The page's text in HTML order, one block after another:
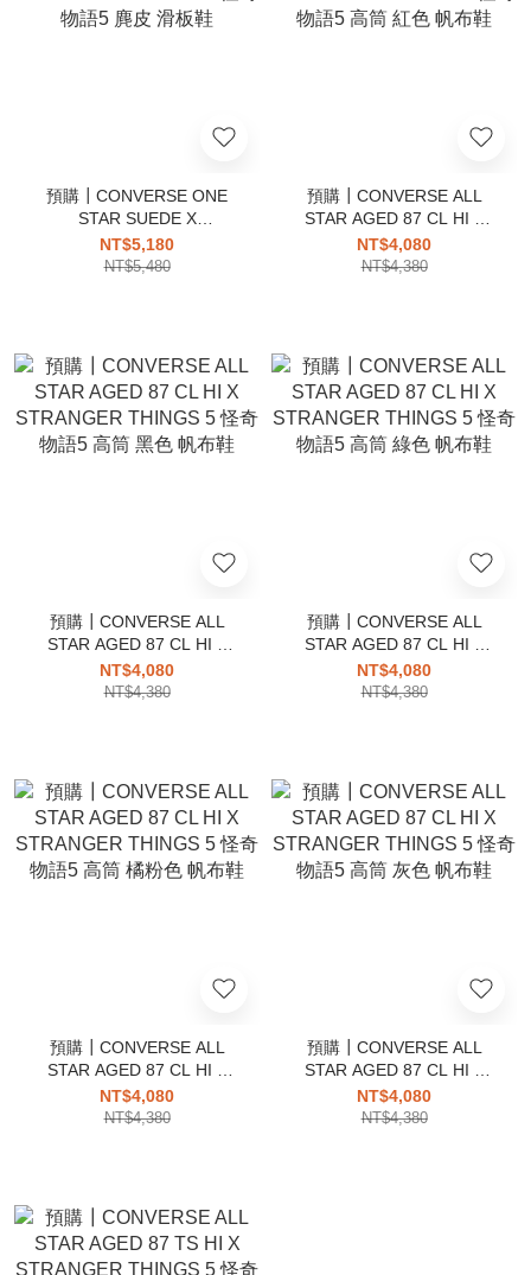
預購┃CONVERSE ONE
STAR SUEDE X
STRANGER THINGS 5 怪
奇物語5 麂皮 滑板鞋
NT$5,180
NT$5,480
預購┃CONVERSE ALL
STAR AGED 87 CL HI X
STRANGER THINGS 5 怪
奇物語5 高筒 紅色 帆布鞋
NT$4,080
NT$4,380
預購┃CONVERSE ALL
STAR AGED 87 CL HI X
STRANGER THINGS 5 怪
奇物語5 高筒 黑色 帆布鞋
NT$4,080
NT$4,380
預購┃CONVERSE ALL
STAR AGED 87 CL HI X
STRANGER THINGS 5 怪
奇物語5 高筒 綠色 帆布鞋
NT$4,080
NT$4,380
預購┃CONVERSE ALL
STAR AGED 87 CL HI X
STRANGER THINGS 5 怪
奇物語5 高筒 橘粉色 帆布鞋
NT$4,080
NT$4,380
預購┃CONVERSE ALL
STAR AGED 87 CL HI X
STRANGER THINGS 5 怪
奇物語5 高筒 灰色 帆布鞋
NT$4,080
NT$4,380